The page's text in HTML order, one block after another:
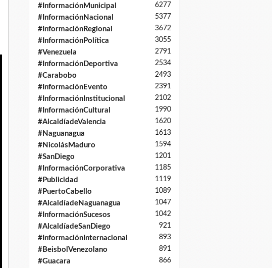
#InformaciónMunicipal 6277
#InformaciónNacional 5377
#InformaciónRegional 3672
#InformaciónPolítica 3055
#Venezuela 2791
#InformaciónDeportiva 2534
#Carabobo 2493
#InformaciónEvento 2391
#InformaciónInstitucional 2102
#InformaciónCultural 1990
#AlcaldíadeValencia 1620
#Naguanagua 1613
#NicolásMaduro 1594
#SanDiego 1201
#InformaciónCorporativa 1185
#Publicidad 1119
#PuertoCabello 1089
#AlcaldíadeNaguanagua 1047
#InformaciónSucesos 1042
#AlcaldíadeSanDiego 921
#InformaciónInternacional 893
#BeisbolVenezolano 891
#Guacara 866